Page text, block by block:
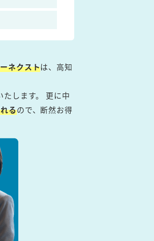
ネクストは、高知
たします。 更に中
るので、断然お得